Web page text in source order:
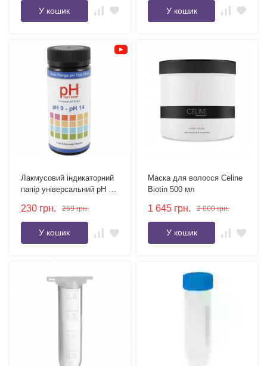
У кошик У кошик
Лакмусовий індикаторний
папір універсальний pH 0-
230 грн. 269 грн.
У кошик
Маска для волосся Celine
Biotin 500 мл
1 645 грн. 2 000 грн.
У кошик